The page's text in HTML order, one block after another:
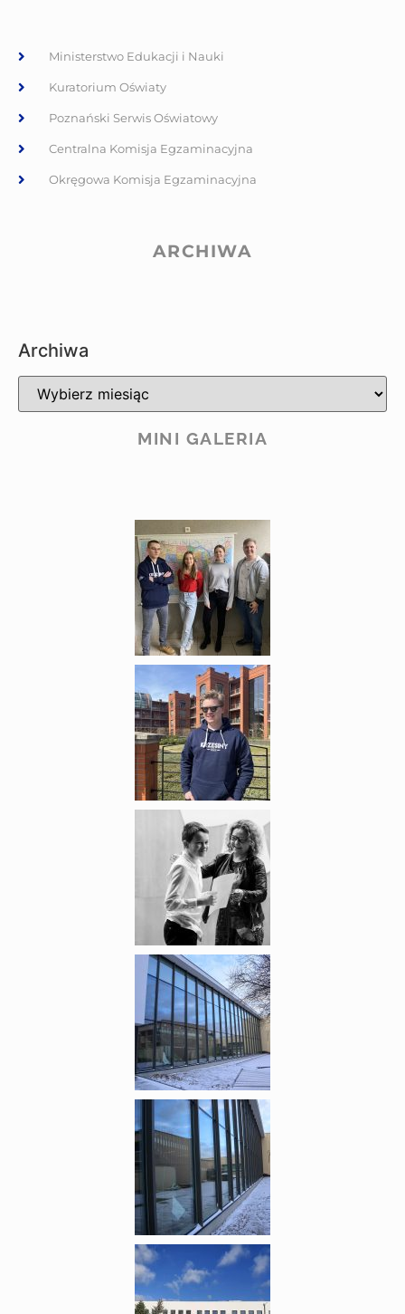
Ministerstwo Edukacji i Nauki
Kuratorium Oświaty
Poznański Serwis Oświatowy
Centralna Komisja Egzaminacyjna
Okręgowa Komisja Egzaminacyjna
ARCHIWA
Archiwa
MINI GALERIA